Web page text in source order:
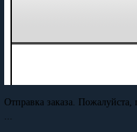
Отправка заказа. Пожалуйста,
...